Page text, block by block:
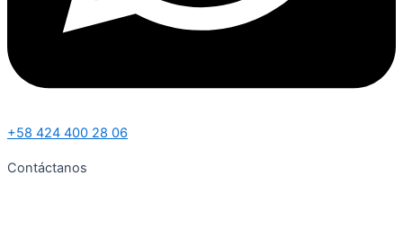
+58 424 400 28 06
Contáctanos